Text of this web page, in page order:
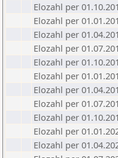
Elozahl per
Elozahl per
Elozahl per
Elozahl per
Elozahl per
Elozahl per
Elozahl per
Elozahl per
Elozahl per
Elozahl per
Elozahl per